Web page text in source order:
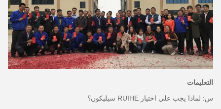
التعليمات
س: لماذا يجب علي اختيار RUIHE سيليكون؟